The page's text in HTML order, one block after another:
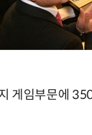
게임부문에